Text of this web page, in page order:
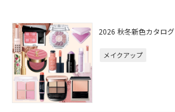
2026 秋冬新色カタログ
メイクアップ